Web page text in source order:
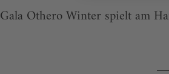
Gala Othero Winter spielt am